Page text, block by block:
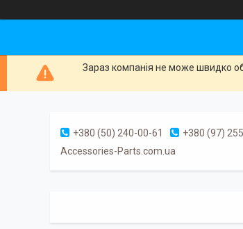
Зараз компанія не може швидко
+380 (50) 240-00-61
+380 (97)
Accessories-Parts.com.ua